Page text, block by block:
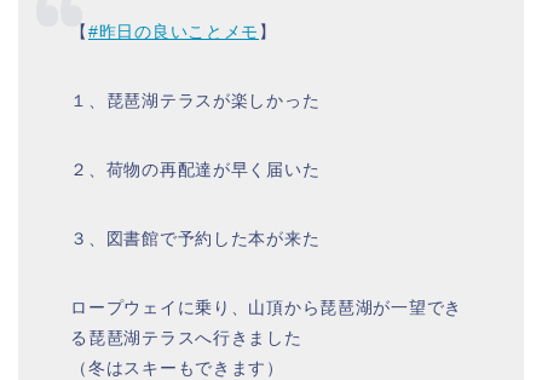
【#昨日の良いことメモ 】
１、琵琶湖テラスが楽しかった
２、荷物の再配達が早く届いた
３、図書館で予約した本が来た
ロープウェイに乗り、山頂から琵琶湖が一望でき
る琵琶湖テラスへ行きました
（冬はスキーもできます）